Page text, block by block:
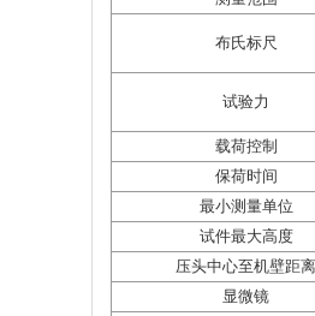
布氏标尺
试验力
载荷控制
保荷时间
最小测量单位
试件最大高度
压头中心至机壁距离
显微镜